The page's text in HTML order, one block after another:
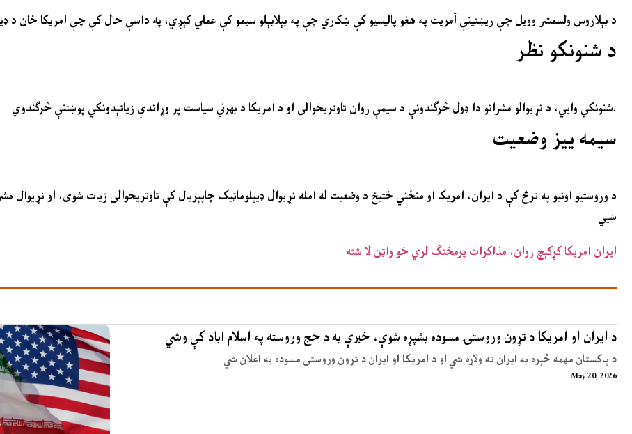
د بېلاروس ولسمشر وویل چې ریښتینې آمریت په هغو پالیسیو کې ښکاري چې په بېلابېلو سیمو کې عملي کېږي، په داسې حال کې چې امریکا ځان د
د شنونکو نظر
شنونکي وايي، د نړیوالو مشرانو دا ډول څرګندونې د سیمې روان تاوتریخوالی او د امریکا د بهرني سیاست پر وړاندې زیاتېدونکي پوښتنې څرګندوي.
سیمه ییز وضعیت
د وروستیو اونیو په ترڅ کې د ایران، امریکا او منځني ختیځ د وضعیت له امله نړیوال ډیپلوماټیک چاپېریال کې تاوتریخوالی زیات شوی، او نړیوال
ښيي
ایران امریکا کړکېچ روان، مذاکرات پرمختګ لري خو واټن لا شته
د ایران او امریکا د تړون وروستۍ مسوده بشپړه شوې، خبرې به د حج وروسته په اسلام اباد کې وشي
د پاکستان مهمه څېره به ایران ته ولاړه شي او د امریکا او ایران د تړون وروستی مسوده به اعلان شي
May 20, 2026